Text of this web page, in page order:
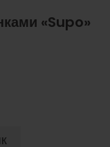
«Supo»